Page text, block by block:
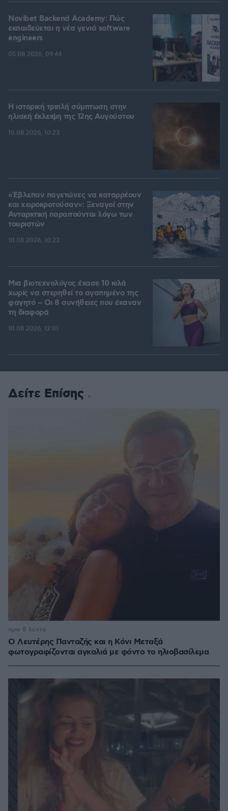
Novibet Backend Academy: Πώς
εκπαιδεύεται η νέα γενιά software
engineers
05.08.2026, 09:44
Η ιστορική τριπλή σύμπτωση στην
ηλιακή έκλειψη της 12ης Αυγούστου
10.08.2026, 10:23
«Έβλεπαν παγετώνες να καταρρέουν
και χειροκροτούσαν»: Ξεναγοί στην
Ανταρκτική παραιτούνται λόγω των
τουριστών
10.08.2026, 10:23
Μια βιοτεχνολόγος έχασε 10 κιλά
χωρίς να στερηθεί το αγαπημένο της
φαγητό – Οι 8 συνήθειες που έκαναν
τη διαφορά
10.08.2026, 12:01
Δείτε Επίσης
Ο Λευτέρης Πανταζής και η Κόνι Μεταξά
φωτογραφίζονται αγκαλιά με φόντο το ηλιοβασίλεμα
πριν 8 λεπτά